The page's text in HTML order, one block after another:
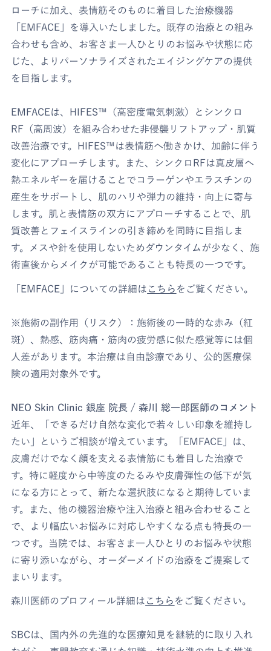
ローチに加え、表情筋そのものに着目した治療機器
「EMFACE」を導入いたしました。既存の治療との組み
合わせも含め、お客さま一人ひとりのお悩みや状態に応
じた、よりパーソナライズされたエイジングケアの提供
を目指します。
EMFACEは、HIFES™（高密度電気刺激）とシンクロ
RF（高周波）を組み合わせた非侵襲リフトアップ・肌質
改善治療です。HIFES™は表情筋へ働きかけ、加齢に伴う
変化にアプローチします。また、シンクロRFは真皮層へ
熱エネルギーを届けることでコラーゲンやエラスチンの
産生をサポートし、肌のハリや弾力の維持・向上に寄与
します。肌と表情筋の双方にアプローチすることで、肌
質改善とフェイスラインの引き締めを同時に目指しま
す。メスや針を使用しないためダウンタイムが少なく、施
術直後からメイクが可能であることも特長の一つです。
「EMFACE」についての詳細は こちら をご覧ください。
※施術の副作用（リスク）：施術後の一時的な赤み（紅
斑）、熱感、筋肉痛・筋肉の疲労感に似た感覚等には個
人差があります。本治療は自由診療であり、公的医療保
険の適用対象外です。
NEO Skin Clinic 銀座 院長 / 森川 総一郎医師のコメント
近年、「できるだけ自然な変化で若々しい印象を維持し
たい」というご相談が増えています。「EMFACE」は、
皮膚だけでなく顔を支える表情筋にも着目した治療で
す。特に軽度から中等度のたるみや皮膚弾性の低下が気
になる方にとって、新たな選択肢になると期待していま
す。また、他の機器治療や注入治療と組み合わせること
で、より幅広いお悩みに対応しやすくなる点も特長の一
つです。当院では、お客さま一人ひとりのお悩みや状態
に寄り添いながら、オーダーメイドの治療をご提案して
まいります。
森川医師のプロフィール詳細は こちら をご覧ください。
SBCは、国内外の先進的な医療知見を継続的に取り入れ